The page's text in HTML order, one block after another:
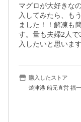
マグロが大好きな
入してみたら、も
ました！！解凍も
す。量も夫婦2人
入したいと思います
購入したストア
焼津港 船元直営 福一